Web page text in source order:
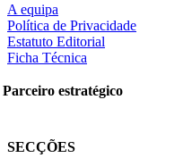
A equipa
Política de Privacidade
Estatuto Editorial
Ficha Técnica
Parceiro estratégico
SECÇÕES